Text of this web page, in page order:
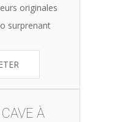
originales
surprenant
À